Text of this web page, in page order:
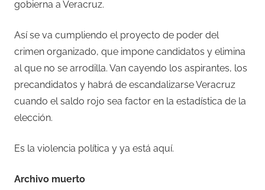
gobierna a Veracruz.
Así se va cumpliendo el proyecto de poder del
crimen organizado, que impone candidatos y elimina
al que no se arrodilla. Van cayendo los aspirantes, los
precandidatos y habrá de escandalizarse Veracruz
cuando el saldo rojo sea factor en la estadística de la
elección.
Es la violencia política y ya está aquí.
Archivo muerto